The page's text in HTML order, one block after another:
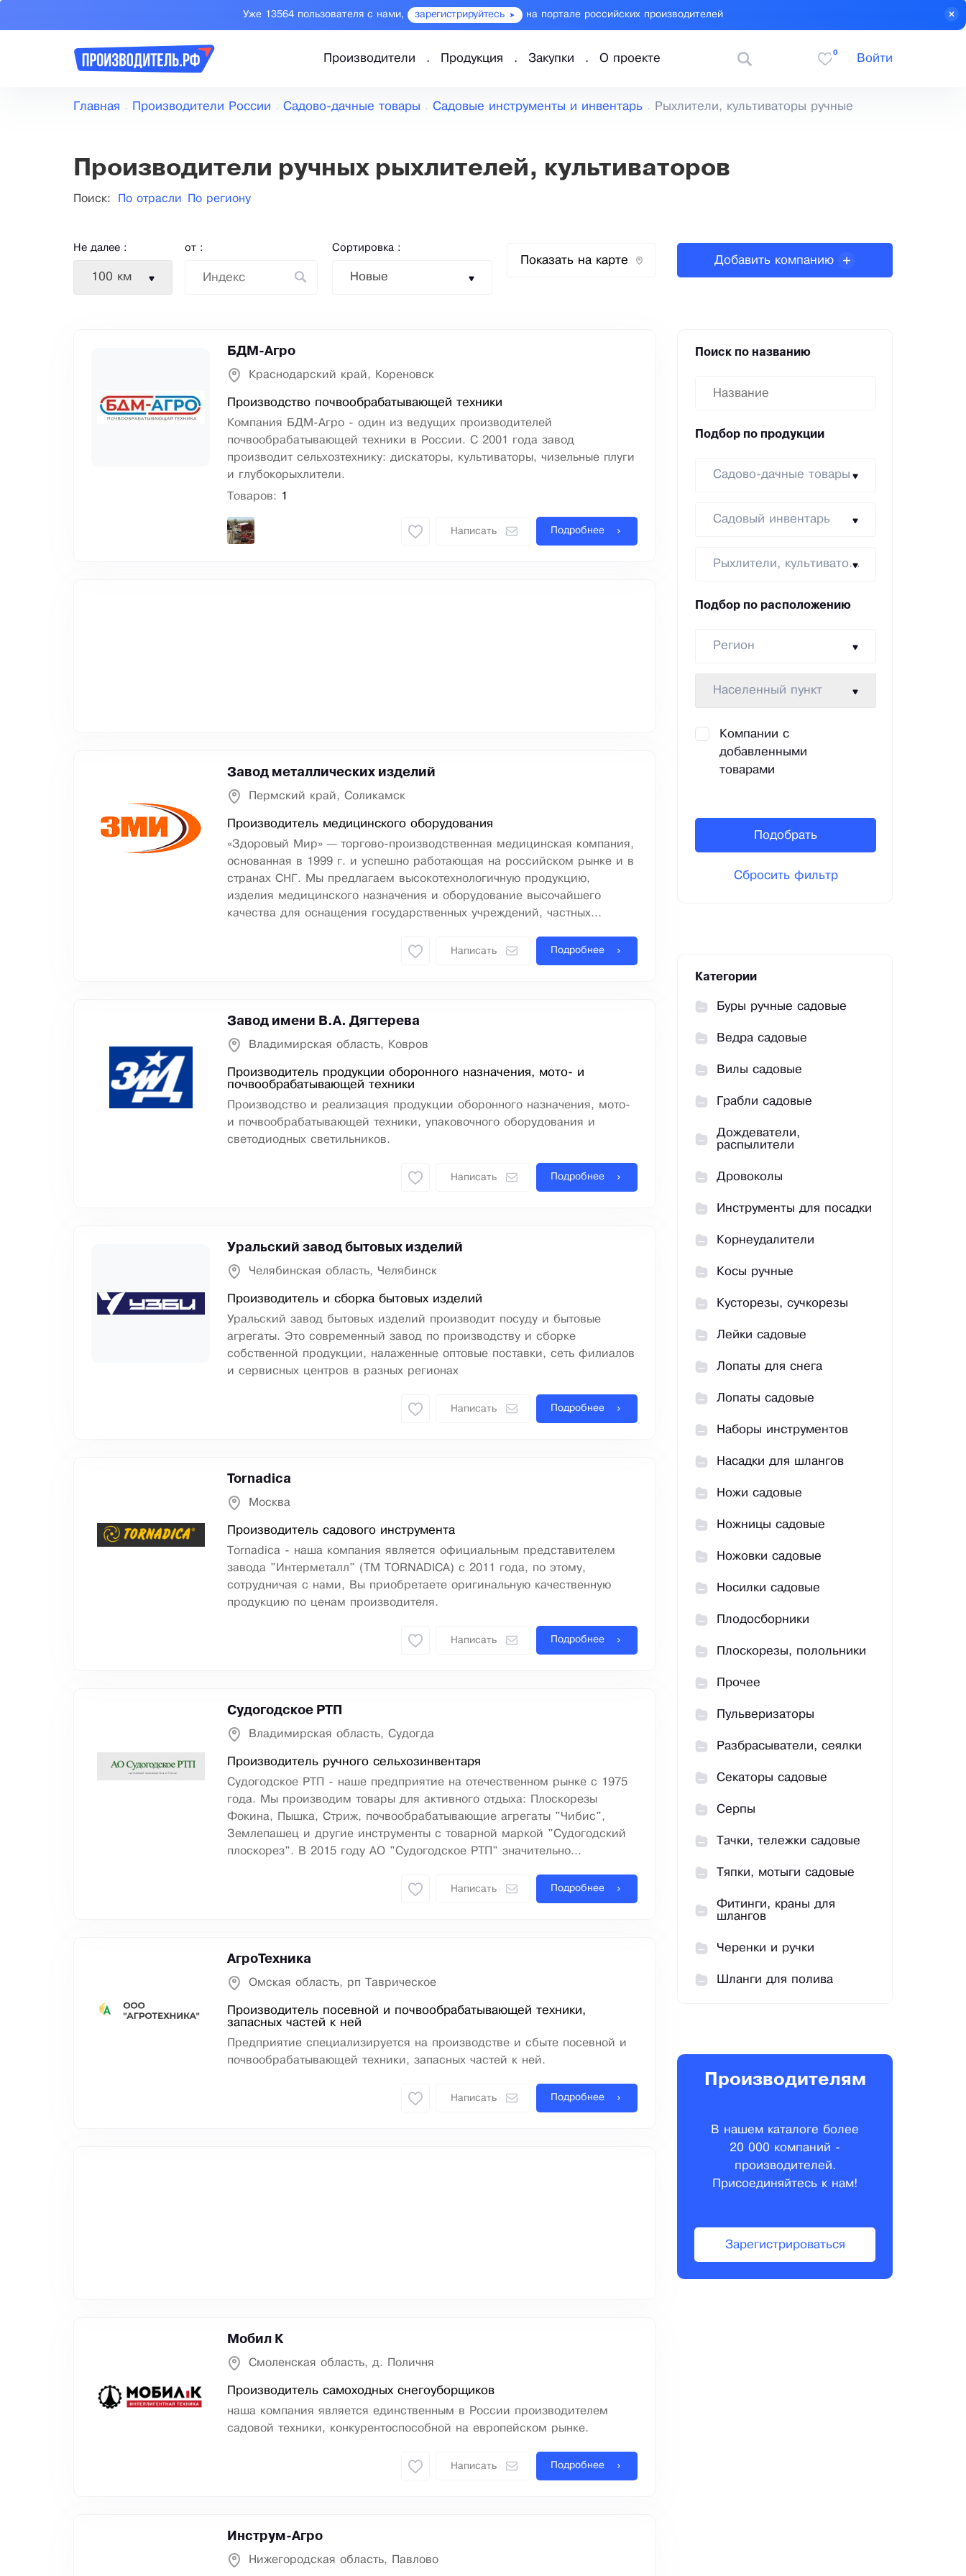
Уже 13564 пользователя с нами, зарегистрируйтесь на портале российских производителей
Производители Продукция Закупки О проекте
0
Войти
Главная Производители России Садово-дачные товары Садовые инструменты и инвентарь Рыхлители, культиваторы ручные
Производители ручных рыхлителей, культиваторов
Поиск: По отрасли По региону
Не далее :
100 км
от : Сортировка :
Новые
Показать на карте Добавить компанию
БДМ-Агро
Краснодарский край, Кореновск
Производство почвообрабатывающей техники
Компания БДМ-Агро - один из ведущих производителей
почвообрабатывающей техники в России. С 2001 года завод
производит сельхозтехнику: дискаторы, культиваторы, чизельные плуги
и глубокорыхлители.
Товаров: 1
Написать Подробнее
Завод металлических изделий
Пермский край, Соликамск
Производитель медицинского оборудования
«Здоровый Мир» — торгово-производственная медицинская компания,
основанная в 1999 г. и успешно работающая на российском рынке и в
странах СНГ. Мы предлагаем высокотехнологичную продукцию,
изделия медицинского назначения и оборудование высочайшего
качества для оснащения государственных учреждений, частных...
Написать Подробнее
Завод имени В.А. Дягтерева
Владимирская область, Ковров
Производитель продукции оборонного назначения, мото- и
почвообрабатывающей техники
Производство и реализация продукции оборонного назначения, мото-
и почвообрабатывающей техники, упаковочного оборудования и
светодиодных светильников.
Написать Подробнее
Уральский завод бытовых изделий
Челябинская область, Челябинск
Производитель и сборка бытовых изделий
Уральский завод бытовых изделий производит посуду и бытовые
агрегаты. Это современный завод по производству и сборке
собственной продукции, налаженные оптовые поставки, сеть филиалов
и сервисных центров в разных регионах
Написать Подробнее
Tornadica
Москва
Производитель садового инструмента
Tornadica - наша компания является официальным представителем
завода "Интерметалл" (ТМ TORNADICA) с 2011 года, по этому,
сотрудничая с нами, Вы приобретаете оригинальную качественную
продукцию по ценам производителя.
Написать Подробнее
Судогодское РТП
Владимирская область, Судогда
Производитель ручного сельхозинвентаря
Судогодское РТП - наше предприятие на отечественном рынке с 1975
года. Мы производим товары для активного отдыха: Плоскорезы
Фокина, Пышка, Стриж, почвообрабатывающие агрегаты "Чибис",
Землепашец и другие инструменты с товарной маркой "Судогодский
плоскорез". В 2015 году АО "Судогодское РТП" значительно...
Написать Подробнее
АгроТехника
Омская область, рп Таврическое
Производитель посевной и почвообрабатывающей техники,
запасных частей к ней
Предприятие специализируется на производстве и сбыте посевной и
почвообрабатывающей техники, запасных частей к ней.
Написать Подробнее
Мобил К
Смоленская область, д. Поличня
Производитель самоходных снегоуборщиков
наша компания является единственным в России производителем
садовой техники, конкурентоспособной на европейском рынке.
Написать Подробнее
Инструм-Агро
Нижегородская область, Павлово
Поиск по названию
Подбор по продукции
Садово-дачные товары
Садовый инвентарь
Рыхлители, культиваторы
Подбор по расположению
Регион
Населенный пункт
Компании с
добавленными
товарами
Подобрать
Сбросить фильтр
Категории
Буры ручные садовые
Ведра садовые
Вилы садовые
Грабли садовые
Дождеватели,
распылители
Дровоколы
Инструменты для посадки
Корнеудалители
Косы ручные
Кусторезы, сучкорезы
Лейки садовые
Лопаты для снега
Лопаты садовые
Наборы инструментов
Насадки для шлангов
Ножи садовые
Ножницы садовые
Ножовки садовые
Носилки садовые
Плодосборники
Плоскорезы, полольники
Прочее
Пульверизаторы
Разбрасыватели, сеялки
Секаторы садовые
Серпы
Тачки, тележки садовые
Тяпки, мотыги садовые
Фитинги, краны для
шлангов
Черенки и ручки
Шланги для полива
Производителям
В нашем каталоге более
20 000 компаний -
производителей.
Присоединяйтесь к нам!
Зарегистрироваться